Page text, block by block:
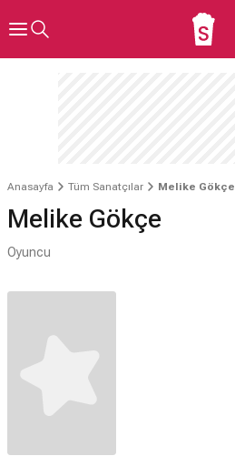
Anasayfa Tüm Sanatçılar Melike Gökçe
Melike Gökçe
Oyuncu